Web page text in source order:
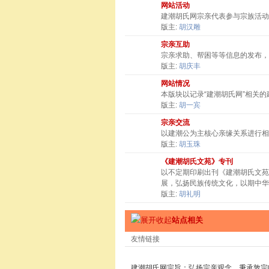
网站活动
建潮胡氏网宗亲代表参与宗族活
版主: 胡汉雕
宗亲互助
宗亲求助、帮困等等信息的发布
版主: 胡庆丰
网站情况
本版块以记录“建潮胡氏网”相关
版主: 胡一宾
宗亲交流
以建潮公为主核心亲缘关系进行
版主: 胡玉珠
《建潮胡氏文苑》专刊
以不定期印刷出刊《建潮胡氏文
展，弘扬民族传统文化，以期中
版主: 胡礼明
站点相关
友情链接